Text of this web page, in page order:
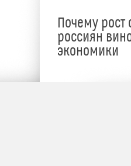
Почему
россиян
экономики